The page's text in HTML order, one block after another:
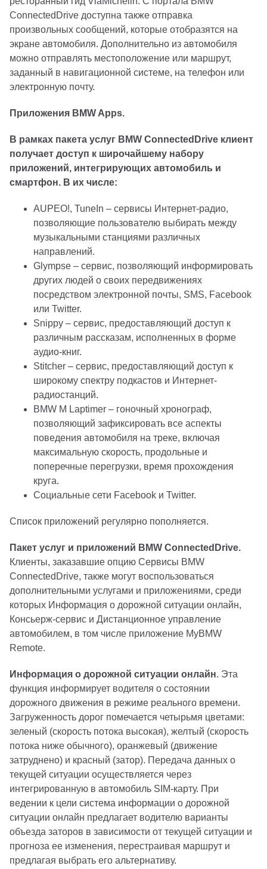
ConnectedDrive доступна также отправка
произвольных сообщений, которые отобразятся на
экране автомобиля. Дополнительно из автомобиля
можно отправлять местоположение или маршрут,
заданный в навигационной системе, на телефон или
электронную почту.
Приложения BMW Apps.
В рамках пакета услуг BMW ConnectedDrive клиент
получает доступ к широчайшему набору
приложений, интегрирующих автомобиль и
смартфон. В их числе:
AUPEO!, TuneIn – сервисы Интернет-радио,
позволяющие пользователю выбирать между
музыкальными станциями различных
направлений.
Glympse – сервис, позволяющий информировать
других людей о своих передвижениях
посредством электронной почты, SMS, Facebook
или Twitter.
Snippy – сервис, предоставляющий доступ к
различным рассказам, исполненных в форме
аудио-книг.
Stitcher – сервис, предоставляющий доступ к
широкому спектру подкастов и Интернет-
радиостанций.
BMW M Laptimer – гоночный хронограф,
позволяющий зафиксировать все аспекты
поведения автомобиля на треке, включая
максимальную скорость, продольные и
поперечные перегрузки, время прохождения
круга.
Социальные сети Facebook и Twitter.
Список приложений регулярно пополняется.
Пакет услуг и приложений BMW ConnectedDrive.
Клиенты, заказавшие опцию Сервисы BMW
ConnectedDrive, также могут воспользоваться
дополнительными услугами и приложениями, среди
которых Информация о дорожной ситуации онлайн,
Консьерж-сервис и Дистанционное управление
автомобилем, в том числе приложение MyBMW
Remote.
Информация о дорожной ситуации онлайн. Эта
функция информирует водителя о состоянии
дорожного движения в режиме реального времени.
Загруженность дорог помечается четырьмя цветами:
зеленый (скорость потока высокая), желтый (скорость
потока ниже обычного), оранжевый (движение
затруднено) и красный (затор). Передача данных о
текущей ситуации осуществляется через
интегрированную в автомобиль SIM-карту. При
ведении к цели система информации о дорожной
ситуации онлайн предлагает водителю варианты
объезда заторов в зависимости от текущей ситуации и
прогноза ее изменения, перестраивая маршрут и
предлагая выбрать его альтернативу.